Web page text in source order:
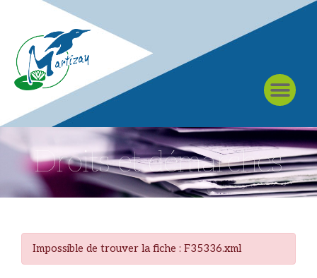
Droits et démarches
Impossible de trouver la fiche : F35336.xml